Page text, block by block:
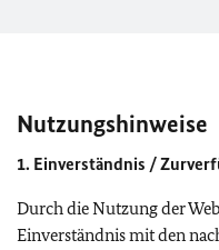
Nutzungshinweise
1. Einverständnis /
Durch die Nutzung der
Einverständnis mit den